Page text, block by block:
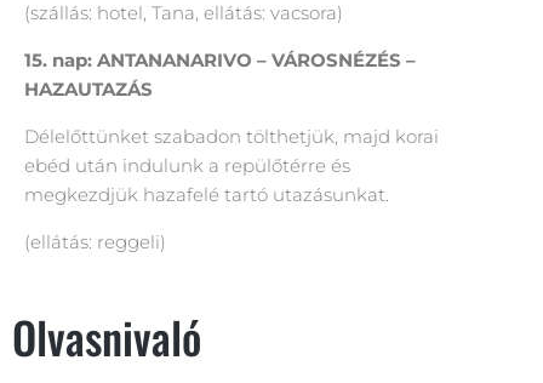
(szállás: hotel, Tana, ellátás: vacsora)
15. nap: ANTANANARIVO – VÁROSNÉZÉS –
HAZAUTAZÁS
Délelőttünket szabadon tölthetjük, majd korai
ebéd után indulunk a repülőtérre és
megkezdjük hazafelé tartó utazásunkat.
(ellátás: reggeli)
Olvasnivaló